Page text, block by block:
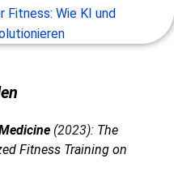
Fitness: Wie KI und
(2023): The
Fitness Training on